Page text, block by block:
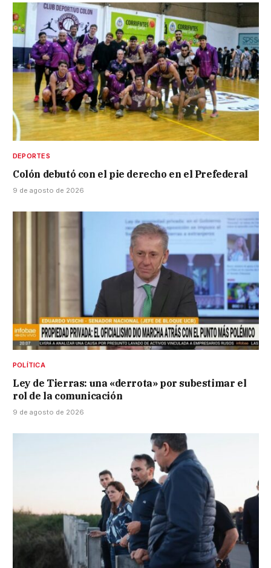
DEPORTES
Colón debutó con el pie derecho en el Prefederal
9 de agosto de 2026
POLÍTICA
Ley de Tierras: una «derrota» por subestimar el
rol de la comunicación
9 de agosto de 2026